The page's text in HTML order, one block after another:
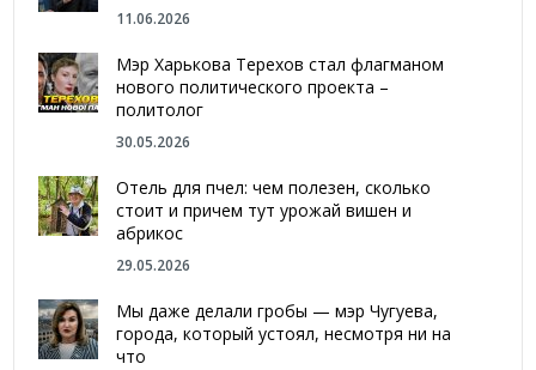
11.06.2026
Мэр Харькова Терехов стал флагманом
нового политического проекта –
политолог
30.05.2026
Отель для пчел: чем полезен, сколько
стоит и причем тут урожай вишен и
абрикос
29.05.2026
Мы даже делали гробы — мэр Чугуева,
города, который устоял, несмотря ни на
что